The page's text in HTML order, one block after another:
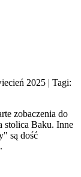
2025 | Tagi:
zobaczenia do
stolica Baku. Inne
są dość